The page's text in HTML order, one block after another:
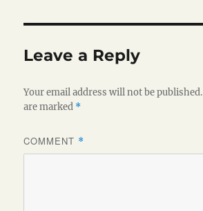
Leave a Reply
Your email address will not be published.
are marked *
COMMENT *